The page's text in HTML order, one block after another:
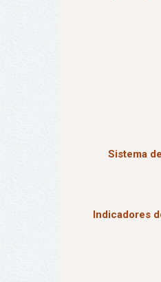
Sistema
Indicadores